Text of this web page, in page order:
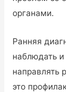
органами.
Ранняя
наблюдать
направлять
это